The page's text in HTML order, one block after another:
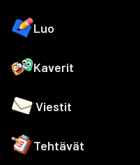
Luo
Kaverit
Viestit
Tehtävät